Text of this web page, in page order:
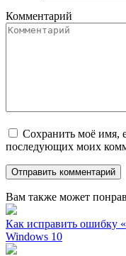
Комментарий
Сохранить моё имя,
последующих моих
Вам также может
Как исправить ошибку
Windows 10